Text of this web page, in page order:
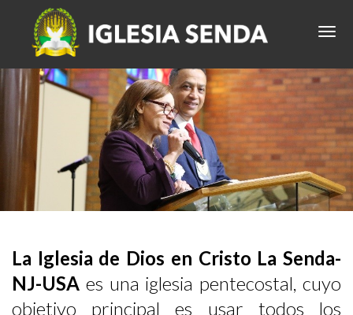
La Iglesia de Dios en Cristo La Senda-
NJ-USA es una iglesia pentecostal, cuyo
objetivo principal es usar todos los